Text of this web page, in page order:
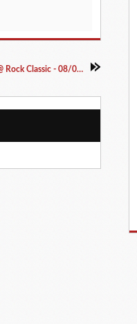
▶ Videos - Nashion @ Rock Classic - 08/07/2016